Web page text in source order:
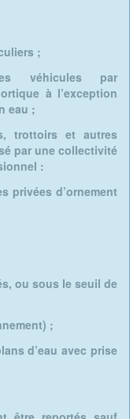
;
véhicules par
à l’exception
eau ;
trottoirset autres
par une collectivité
:
privées d’ornement
ou sous le seuil de
;
d’eau avec prise